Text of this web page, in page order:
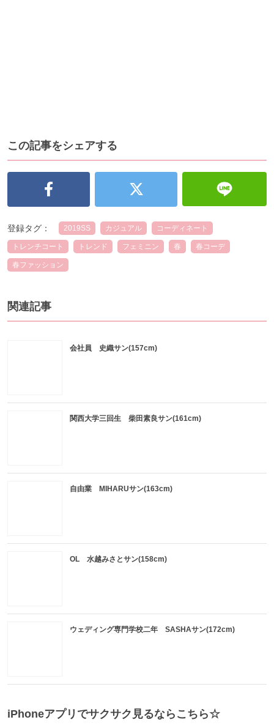
この記事をシェアする
登録タグ： 2019SS カジュアル コーディネート
トレンチコート トレンド フェミニン 春 春コーデ
春ファッション
関連記事
会社員 史織サン(157cm)
関西大学三回生 柴田素良サン(161cm)
自由業 MIHARUサン(163cm)
OL 水越みさとサン(158cm)
ウェディング専門学校二年 SASHAサン(172cm)
iPhoneアプリでサクサク見るならこちら☆